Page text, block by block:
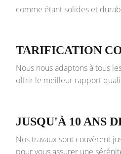
comme étant solides et
TARIFICATION
Nous nous adaptons à tous
offrir le meilleur rapport
JUSQU'À 10 ANS
Nos travaux sont couvèrent
pour vous assurer une